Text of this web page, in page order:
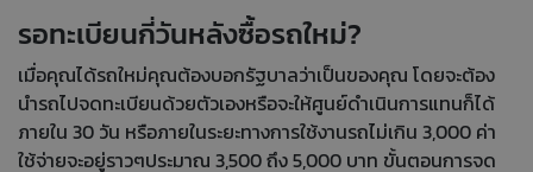
รอทะเบียนกี่วันหลังซื้อรถใหม่?
เมื่อคุณได้รถใหม่คุณต้องบอกรัฐบาลว่าเป็นของคุณ โดยจะต้อง
นำรถไปจดทะเบียนด้วยตัวเองหรือจะให้ศูนย์ดำเนินการแทนก็ได้
ภายใน 30 วัน หรือภายในระยะทางการใช้งานรถไม่เกิน 3,000 ค่า
ใช้จ่ายจะอยู่ราวๆประมาณ 3,500 ถึง 5,000 บาท ขั้นตอนการจด